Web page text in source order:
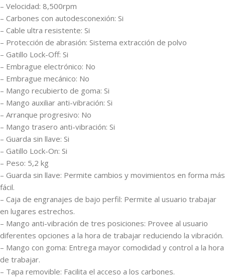
– Velocidad: 8,500rpm
– Carbones con autodesconexión: Si
– Cable ultra resistente: Si
– Protección de abrasión: Sistema extracción de polvo
– Gatillo Lock-Off: Si
– Embrague electrónico: No
– Embrague mecánico: No
– Mango recubierto de goma: Si
– Mango auxiliar anti-vibración: Si
– Arranque progresivo: No
– Mango trasero anti-vibración: Si
– Guarda sin llave: Si
– Gatillo Lock-On: Si
– Peso: 5,2 kg
– Guarda sin llave: Permite cambios y movimientos en forma más
fácil.
– Caja de engranajes de bajo perfil: Permite al usuario trabajar
en lugares estrechos.
– Mango anti-vibración de tres posiciones: Provee al usuario
diferentes opciones a la hora de trabajar reduciendo la vibración.
– Mango con goma: Entrega mayor comodidad y control a la hora
de trabajar.
– Tapa removible: Facilita el acceso a los carbones.